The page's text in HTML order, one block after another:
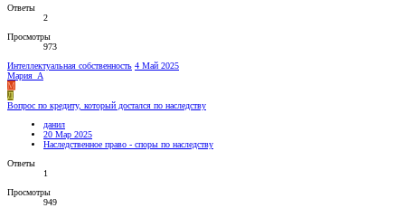
Ответы
2
Просмотры
973
Интеллектуальная собственность 4 Май 2025
Мария_А
М
Д
Вопрос по кредиту, который достался по наследству
данил
20 Мар 2025
Наследственное право - споры по наследству
Ответы
1
Просмотры
949